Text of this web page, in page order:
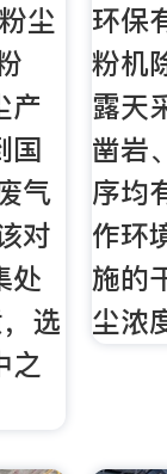
尘
产
国
气
对
处
选
之
环保
粉机
露天
凿岩
序均
作环
施的
尘浓